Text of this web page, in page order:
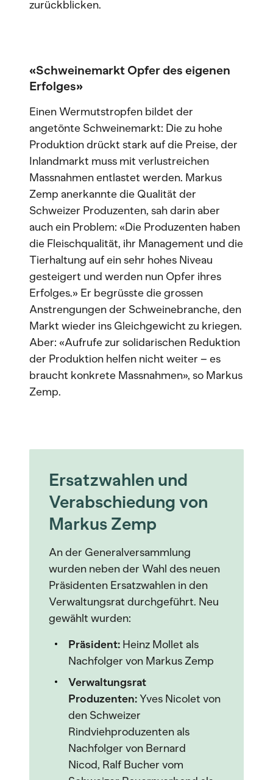
zurückblicken.
«Schweinemarkt Opfer des eigenen
Erfolges»
Einen Wermutstropfen bildet der
angetönte Schweinemarkt: Die zu hohe
Produktion drückt stark auf die Preise, der
Inlandmarkt muss mit verlustreichen
Massnahmen entlastet werden. Markus
Zemp anerkannte die Qualität der
Schweizer Produzenten, sah darin aber
auch ein Problem: «Die Produzenten haben
die Fleischqualität, ihr Management und die
Tierhaltung auf ein sehr hohes Niveau
gesteigert und werden nun Opfer ihres
Erfolges.» Er begrüsste die grossen
Anstrengungen der Schweinebranche, den
Markt wieder ins Gleichgewicht zu kriegen.
Aber: «Aufrufe zur solidarischen Reduktion
der Produktion helfen nicht weiter – es
braucht konkrete Massnahmen», so Markus
Zemp.
Ersatzwahlen und
Verabschiedung von
Markus Zemp
An der Generalversammlung
wurden neben der Wahl des neuen
Präsidenten Ersatzwahlen in den
Verwaltungsrat durchgeführt. Neu
gewählt wurden:
Präsident: Heinz Mollet als
Nachfolger von Markus Zemp
Verwaltungsrat
Produzenten: Yves Nicolet von
den Schweizer
Rindviehproduzenten als
Nachfolger von Bernard
Nicod, Ralf Bucher vom